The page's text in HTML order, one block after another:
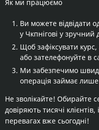
Як ми працюємо
Ви можете відвідати
у Чкпнігові у
Щоб зафіксувати
або зателефонуйте в
Ми забезпечимо
операція займає лише
Не зволікайте! Обирайте
довіряють тисячі
перевагах вже сьогодні!